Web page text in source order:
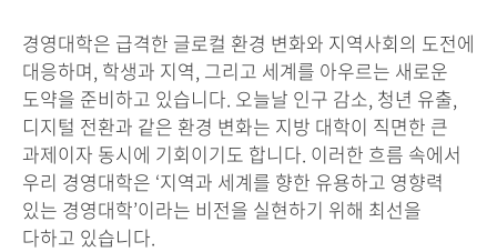
경영대학은 급격한 글로컬 환경 변화와 지역사회의 도전에
대응하며, 학생과 지역, 그리고 세계를 아우르는 새로운
도약을 준비하고 있습니다. 오늘날 인구 감소, 청년 유출,
디지털 전환과 같은 환경 변화는 지방 대학이 직면한 큰
과제이자 동시에 기회이기도 합니다. 이러한 흐름 속에서
우리 경영대학은 ‘지역과 세계를 향한 유용하고 영향력
있는 경영대학’이라는 비전을 실현하기 위해 최선을
다하고 있습니다.